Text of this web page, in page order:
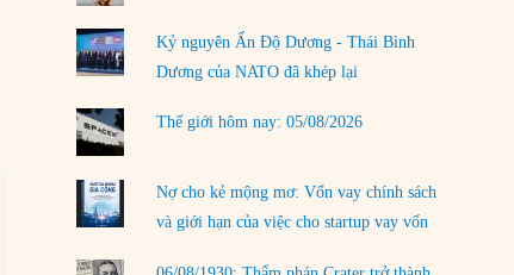
Tập tìm cách chôn vùi bê bối chấn động vòng
tròn thân cận của mình
Kỷ nguyên Ấn Độ Dương - Thái Bình
Dương của NATO đã khép lại
Thế giới hôm nay: 05/08/2026
Nợ cho kẻ mộng mơ: Vốn vay chính sách
và giới hạn của việc cho startup vay vốn